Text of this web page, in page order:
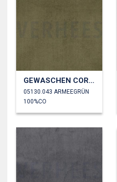
GEWASCHEN CORD 4.5W
05130.043 ARMEEGRÜN
100%CO